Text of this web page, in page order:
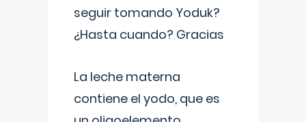
seguir tomando Yoduk?
¿Hasta cuando? Gracias
La leche materna
contiene el yodo, que es